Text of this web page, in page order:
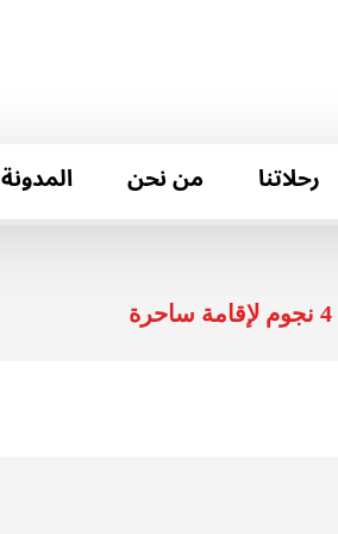
رحلاتنا من نحن المدونة